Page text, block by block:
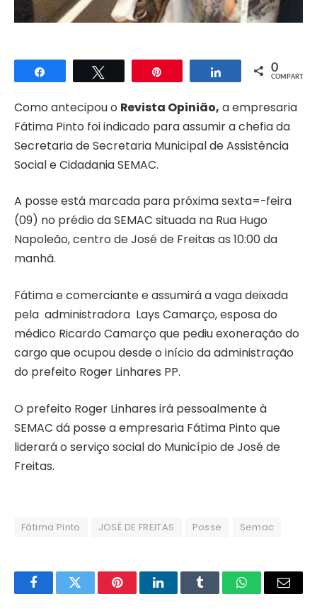
Compartilhar Compartilhar
0
COMPART.
Como antecipou o Revista Opinião, a empresaria
Fátima Pinto foi indicado para assumir a chefia da
Secretaria de Secretaria Municipal de Assistência
Social e Cidadania SEMAC.
A posse está marcada para próxima sexta=-feira
(09) no prédio da SEMAC situada na Rua Hugo
Napoleão, centro de José de Freitas as 10:00 da
manhã.
Fátima e comerciante e assumirá a vaga deixada
pela administradora Lays Camarço, esposa do
médico Ricardo Camarço que pediu exoneração do
cargo que ocupou desde o início da administração
do prefeito Roger Linhares PP.
O prefeito Roger Linhares irá pessoalmente à
SEMAC dá posse a empresaria Fátima Pinto que
liderará o serviço social do Município de José de
Freitas.
Fátima Pinto JOSÉ DE FREITAS Posse Semac
FacebookTwitter PinterestLinkedInTumblr WhatsAppEmail